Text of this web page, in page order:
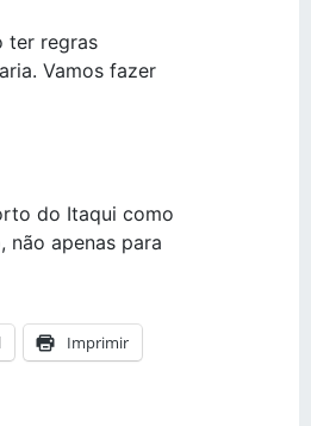
ter regras
Vamos fazer
do Itaqui como
não apenas para
Imprimir